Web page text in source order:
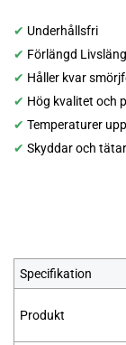
✔ Underhållsfri
✔ Förlängd
✔ Håller kvar
✔ Hög kvalitet och
✔ Temperaturer
✔ Skyddar och
Specifikation
Produkt